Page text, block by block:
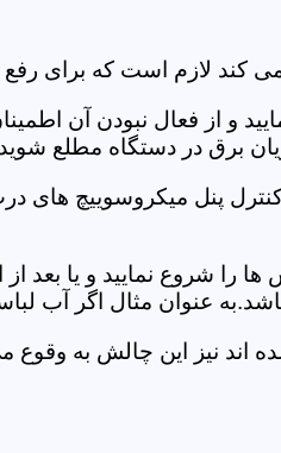
کند لازم است که برای
و از فعال نبودن آن
برق در دستگاه مطلع
پنل میکروسوییچ های
را شروع نمایید و یا
عنوان مثال اگر آب
نیز این چالش به وقوع